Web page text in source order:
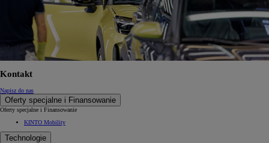
Kontakt
Napisz do nas
Oferty specjalne i Finansowanie
Oferty specjalne i Finansowanie
KINTO Mobility
Technologie